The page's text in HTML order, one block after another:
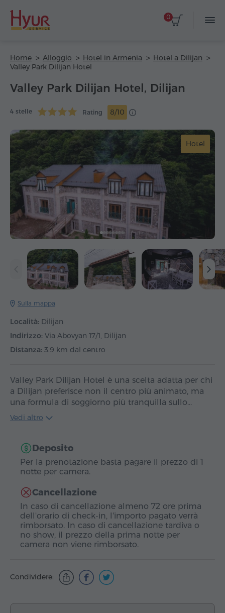
0
Home Alloggio Hotel in Armenia
Hotel a Dilijan
Valley Park Dilijan Hotel
Valley Park Dilijan Hotel, Dilijan
4 stelle Rating 8/10
Hotel
Sulla mappa
Località: Dilijan
Indirizzo: Via Abovyan 17/1, Dilijan
Distanza: 3.9 km dal centro
Valley Park Dilijan Hotel è una scelta adatta per chi
a Dilijan preferisce non il centro più animato, ma
una formula di soggiorno più tranquilla sullo…
Vedi altro
Deposito
Per la prenotazione basta pagare il prezzo di 1
notte per camera.
Cancellazione
In caso di cancellazione almeno 72 ore prima
dell'orario di check-in, l'importo pagato verrà
rimborsato. In caso di cancellazione tardiva o
no show, il prezzo della prima notte per
camera non viene rimborsato.
Condividere: